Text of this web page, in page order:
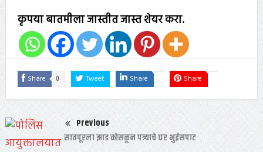
कृपया बातमीला जास्तीत जास्त शेयर करा.
Share 0 Tweet Share Share
Previous
सातपूरला झाड कोसळून पत्र्याचे घर भुईसपाट